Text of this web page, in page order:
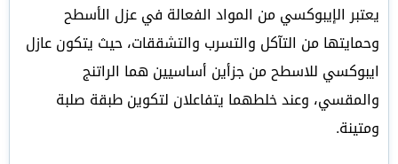
يعتبر الإيبوكسي من المواد الفعالة في عزل الأسطح
وحمايتها من التآكل والتسرب والتشققات، حيث يتكون عازل
ايبوكسي للاسطح من جزأين أساسيين هما الراتنج
والمقسي، وعند خلطهما يتفاعلان لتكوين طبقة صلبة
ومتينة.